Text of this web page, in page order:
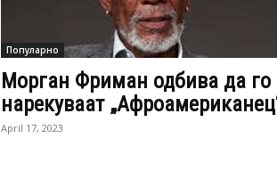
Популарно
Морган Фриман одбива да го
нарекуваат
April 17, 2023